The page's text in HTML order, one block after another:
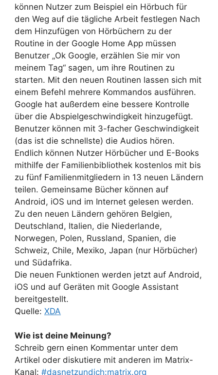
können Nutzer zum Beispiel ein Hörbuch für
den Weg auf die tägliche Arbeit festlegen Nach
dem Hinzufügen von Hörbüchern zu der
Routine in der Google Home App müssen
Benutzer „Ok Google, erzählen Sie mir von
meinem Tag“ sagen, um ihre Routinen zu
starten. Mit den neuen Routinen lassen sich mit
einem Befehl mehrere Kommandos ausführen.
Google hat außerdem eine bessere Kontrolle
über die Abspielgeschwindigkeit hinzugefügt.
Benutzer können mit 3-facher Geschwindigkeit
(das ist die schnellste) die Audios hören.
Endlich können Nutzer Hörbücher und E-Books
mithilfe der Familienbibliothek kostenlos mit bis
zu fünf Familienmitgliedern in 13 neuen Ländern
teilen. Gemeinsame Bücher können auf
Android, iOS und im Internet gelesen werden.
Zu den neuen Ländern gehören Belgien,
Deutschland, Italien, die Niederlande,
Norwegen, Polen, Russland, Spanien, die
Schweiz, Chile, Mexiko, Japan (nur Hörbücher)
und Südafrika.
Die neuen Funktionen werden jetzt auf Android,
iOS und auf Geräten mit Google Assistant
bereitgestellt.
Quelle: XDA
Wie ist deine Meinung?
Schreib gern einen Kommentar unter dem
Artikel oder diskutiere mit anderen im Matrix-
Kanal: #dasnetzundich:matrix.org